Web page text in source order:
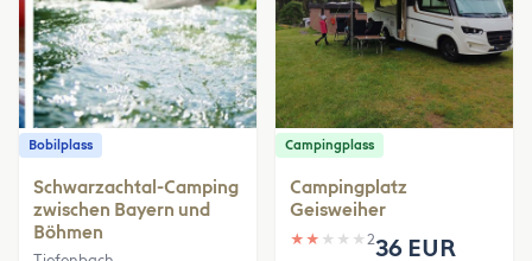
Bobilplass
Schwarzachtal-Camping
zwischen Bayern und
Böhmen
Campingplass
Campingplatz
Geisweiher
★ ★ ★ ★ ★ 236 EUR